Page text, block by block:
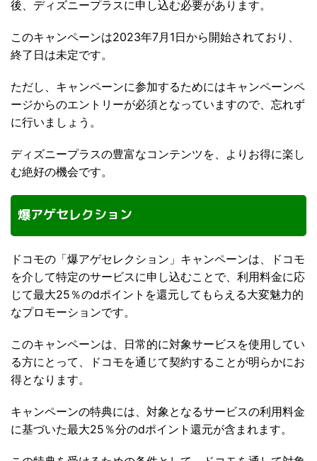
後、ディズニープラスに申し込む必要があります。
このキャンペーンは2023年7月1日から開始されており、
終了日は未定です。
ただし、キャンペーンに参加するためにはキャンペーンペ
ージからのエントリーが必須となっていますので、忘れず
に行いましょう。
ディズニープラスの豊富なコンテンツを、よりお得に楽し
む絶好の機会です。
爆アゲセレクション
ドコモの「爆アゲセレクション」キャンペーンは、ドコモ
を介して特定のサービスに申し込むことで、利用料金に応
じて最大25％のdポイントを還元してもらえる大変魅力的
なプロモーションです。
このキャンペーンは、日常的に対象サービスを使用してい
る方にとって、ドコモを通じて契約することが明らかにお
得となります。
キャンペーンの特典には、対象となるサービスの利用料金
に基づいた最大25％分のdポイント還元が含まれます。